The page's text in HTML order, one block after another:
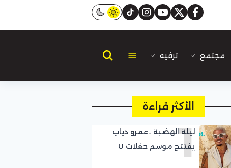
facebook
twitter
youtube
instagram
tiktok
مجتمع ترفيه
الأكثر قراءة
1
ليلة الهضبة ..عمرو دياب
يفتتح موسم حفلات U